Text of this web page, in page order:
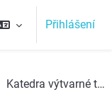
Přihlášení
Katedra výtvarné tvorby